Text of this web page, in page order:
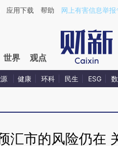
24PWdPMv](https://
应用下载 帮助 网上有害信息举报
世界 观点
健康 环科 民生 ESG
汇市的风险仍在